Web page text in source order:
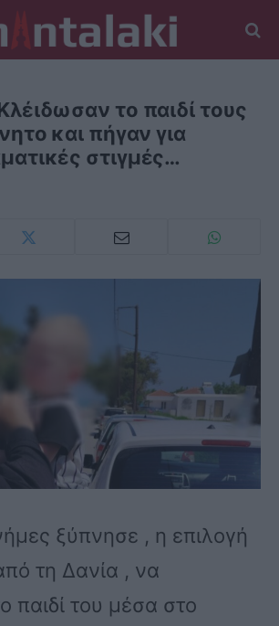
το παιδί τους
και πήγαν για
στιγμές…
ξύπνησε , η επιλογή
τη Δανία , να
παιδί του μέσα στο